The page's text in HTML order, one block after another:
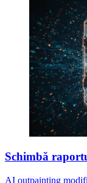
Schimbă
AI outpainting